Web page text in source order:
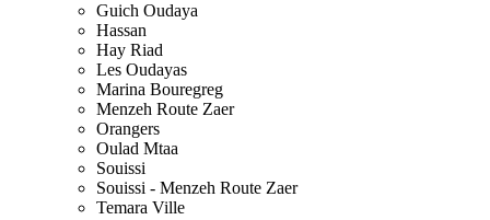
Guich Oudaya
Hassan
Hay Riad
Les Oudayas
Marina Bouregreg
Menzeh Route Zaer
Orangers
Oulad Mtaa
Souissi
Souissi - Menzeh Route Zaer
Temara Ville